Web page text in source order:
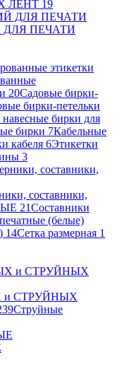
ЛЕНТ 19
ПЕЧАТИ
20Садовые бирки-
бирки-петельки
бирки для
бирки 7Кабельные
кабеля 6Этикетки
3
составники,
21Составники
(белые)
14Сетка размерная 1
и СТРУЙНЫХ
Струйные